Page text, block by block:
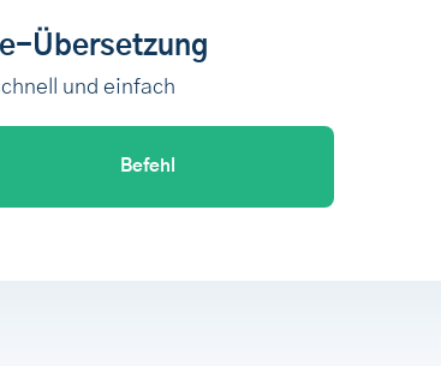
Übersetzung
und einfach
Befehl